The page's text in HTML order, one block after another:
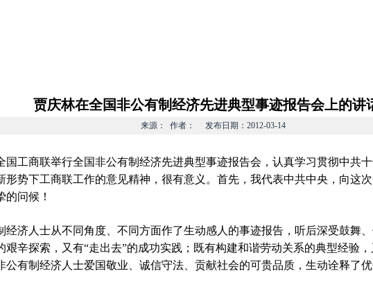
贾庆林在全国非公有制经济先进典型事迹报告会上的讲
来源： 作者： 发布日期：2012-03-14
工商联举行全国非公有制经济先进典型事迹报告会，认真学习贯彻中共
形势下工商联工作的意见精神，很有意义。首先，我代表中共中央，向这
问候！
人士从不同角度、不同方面作了生动感人的事迹报告，听后深受鼓舞、
辛探索，又有“走出去”的成功实践；既有构建和谐劳动关系的典型经验，
公有制经济人士爱国敬业、诚信守法、贡献社会的可贵品质，生动诠释了